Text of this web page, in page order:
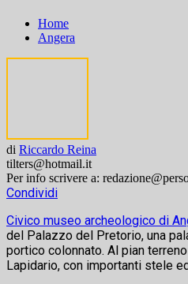
Home
Angera
di Riccardo Reina
tilters@hotmail.it
Per info scrivere a:
Condividi
Civico museo archeologico di
del Palazzo del Pretorio, una
portico colonnato. Al pian
Lapidario, con importanti stele